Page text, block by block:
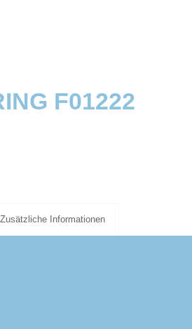
F01222
Zusätzliche Informationen